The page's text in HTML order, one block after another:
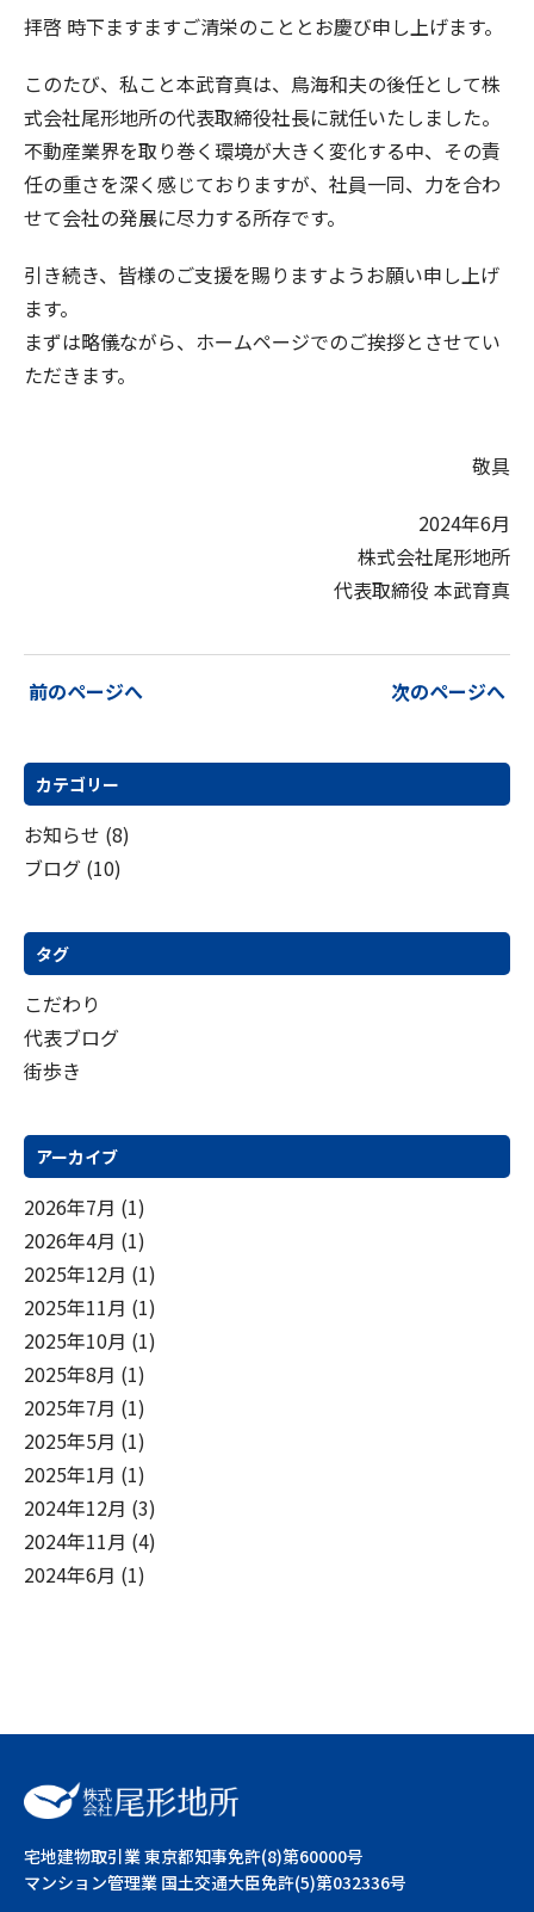
拝啓 時下ますますご清栄のこととお慶び申し上げます。
このたび、私こと本武育真は、鳥海和夫の後任として株
式会社尾形地所の代表取締役社長に就任いたしました。
不動産業界を取り巻く環境が大きく変化する中、その責
任の重さを深く感じておりますが、社員一同、力を合わ
せて会社の発展に尽力する所存です。
引き続き、皆様のご支援を賜りますようお願い申し上げ
ます。
まずは略儀ながら、ホームページでのご挨拶とさせてい
ただきます。
敬具
2024年6月
株式会社尾形地所
代表取締役 本武育真
稿
ビ
ゲ
ー
シ
ン
前のページへ 次のページへ
カテゴリー
お知らせ (8)
ブログ (10)
タグ
こだわり
代表ブログ
街歩き
アーカイブ
2026年7月 (1)
2026年4月 (1)
2025年12月 (1)
2025年11月 (1)
2025年10月 (1)
2025年8月 (1)
2025年7月 (1)
2025年5月 (1)
2025年1月 (1)
2024年12月 (3)
2024年11月 (4)
2024年6月 (1)
宅地建物取引業 東京都知事免許(8)第60000号
マンション管理業 国土交通大臣免許(5)第032336号